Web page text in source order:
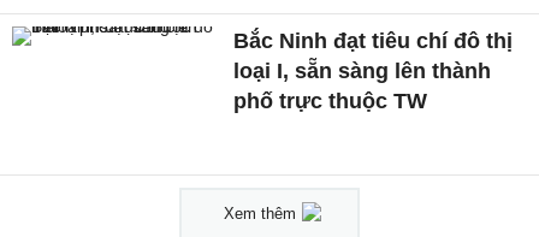
Bắc Ninh đạt tiêu chí đô thị
loại I, sẵn sàng lên thành
phố trực thuộc TW
Xem thêm